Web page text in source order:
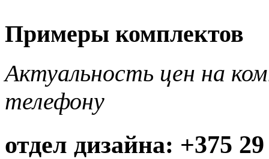
Примеры комплектов
Актуальность цен на
телефону
отдел дизайна: +375